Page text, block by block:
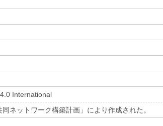
International
ネットワーク構築計画」により作成された。